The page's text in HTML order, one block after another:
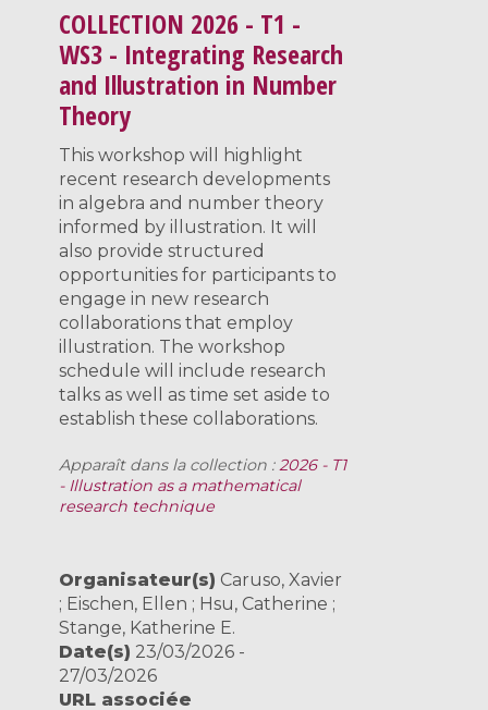
COLLECTION 2026 - T1 -
WS3 - Integrating Research
and Illustration in Number
Theory
This workshop will highlight
recent research developments
in algebra and number theory
informed by illustration. It will
also provide structured
opportunities for participants to
engage in new research
collaborations that employ
illustration. The workshop
schedule will include research
talks as well as time set aside to
establish these collaborations.
Apparaît dans la collection :2026 - T1
- Illustration as a mathematical
research technique
Organisateur(s) Caruso, Xavier
; Eischen, Ellen ; Hsu, Catherine ;
Stange, Katherine E.
Date(s) 23/03/2026 -
27/03/2026
URL associée